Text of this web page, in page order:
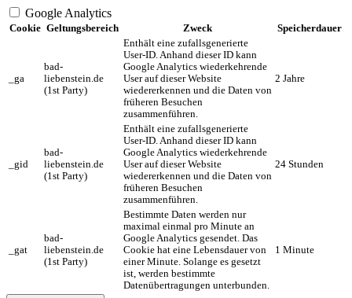
Google Analytics
Cookie Geltungsbereich Zweck Speicherdauer
_ga
bad-
liebenstein.de
(1st Party)
Enthält eine zufallsgenerierte
User-ID. Anhand dieser ID kann
Google Analytics wiederkehrende
User auf dieser Website
wiedererkennen und die Daten von
früheren Besuchen
zusammenführen.
2 Jahre
_gid
bad-
liebenstein.de
(1st Party)
Enthält eine zufallsgenerierte
User-ID. Anhand dieser ID kann
Google Analytics wiederkehrende
User auf dieser Website
wiedererkennen und die Daten von
früheren Besuchen
zusammenführen.
24 Stunden
_gat
bad-
liebenstein.de
(1st Party)
Bestimmte Daten werden nur
maximal einmal pro Minute an
Google Analytics gesendet. Das
Cookie hat eine Lebensdauer von
einer Minute. Solange es gesetzt
ist, werden bestimmte
Datenübertragungen unterbunden.
1 Minute